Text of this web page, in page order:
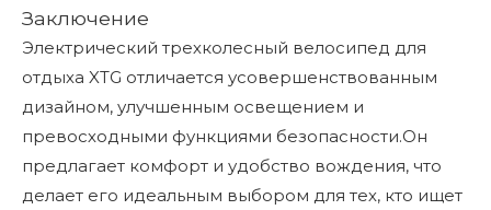
Заключение
Электрический трехколесный велосипед для
отдыха XTG отличается усовершенствованным
дизайном, улучшенным освещением и
превосходными функциями безопасности.Он
предлагает комфорт и удобство вождения, что
делает его идеальным выбором для тех, кто ищет